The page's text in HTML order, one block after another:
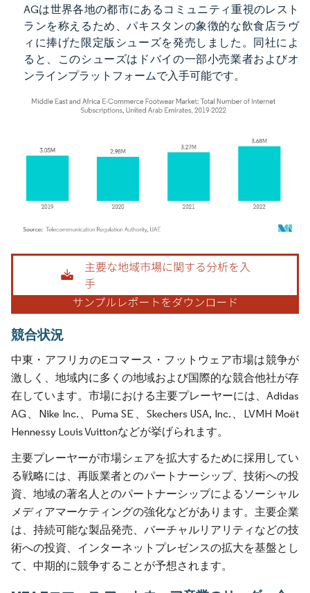
AGは世界各地の都市にあるコミュニティ重視のレスト
ランを称えるため、パキスタンの象徴的な飲食店ラヴ
ィに捧げた限定版シューズを発売しました。同社によ
ると、このシューズはドバイの一部小売業者およびオ
ンラインプラットフォームで入手可能です。
画像 © Mordor Intelligence。再利用にはCC BY 4.0の表示が必要です。
競合状況
中東・アフリカのEコマース・フットウェア市場は競争が
激しく、地域内に多くの地域および国際的な競合他社が存
在しています。市場における主要プレーヤーには、Adidas
AG、Nike Inc.、Puma SE、Skechers USA, Inc.、LVMH Moët
Hennessy Louis Vuittonなどが挙げられます。
主要プレーヤーが市場シェアを拡大するために採用してい
る戦略には、再販業者とのパートナーシップ、技術への投
資、地域の著名人とのパートナーシップによるソーシャル
メディアマーケティングの強化などがあります。主要企業
は、持続可能な製品発売、バーチャルリアリティなどの技
術への投資、インターネットプレゼンスの拡大を基盤とし
て、中期的に競争することが予想されます。